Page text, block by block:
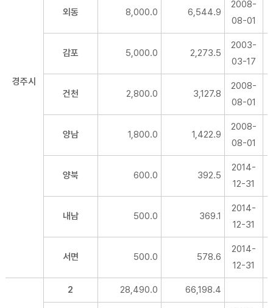
경주시
외동 8,000.0 6,544.9
2008-
08-01
감포 5,000.0 2,273.5
2003-
03-17
건천 2,800.0 3,127.8
2008-
08-01
양남 1,800.0 1,422.9
2008-
08-01
양북 600.0 392.5
2014-
12-31
내남 500.0 369.1
2014-
12-31
서면 500.0 578.6
2014-
12-31
2 28,490.0 66,198.4